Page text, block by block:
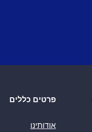
פרטים כללים
אודותינו